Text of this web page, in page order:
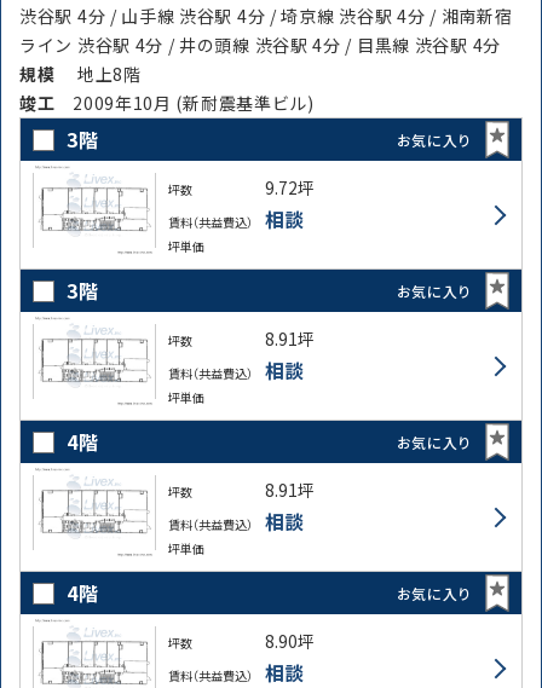
渋谷駅 4分 / 山手線 渋谷駅 4分 / 埼京線 渋谷駅 4分 / 湘南新宿
ライン 渋谷駅 4分 / 井の頭線 渋谷駅 4分 / 目黒線 渋谷駅 4分
規模
地上8階
竣⼯ 2009年10月 (新耐震基準ビル)
3階 お気に入り
坪数 9.72坪
賃料（共益費込） 相談
坪単価
3階 お気に入り
坪数 8.91坪
賃料（共益費込） 相談
坪単価
4階 お気に入り
坪数 8.91坪
賃料（共益費込） 相談
坪単価
4階 お気に入り
坪数 8.90坪
賃料（共益費込） 相談